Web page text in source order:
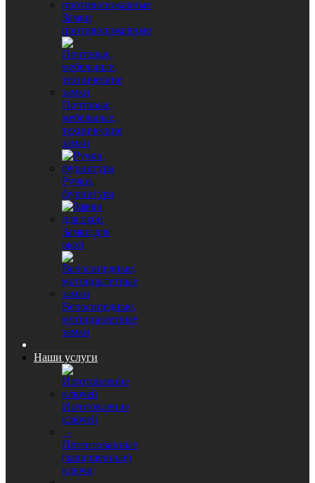
Замки
противопожарные
Почтовые,
мебельные,
технические
замки
Ручки,
фурнитура
Замки для
окон
Велосипедные,
мотоциклетные
замки
Наши услуги
Изготовление
ключей
-
Патентованные
(защищенные)
ключи